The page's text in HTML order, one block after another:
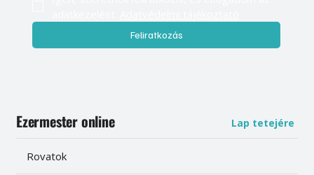
Feliratkozás
Ezermester online Lap tetejére
Rovatok